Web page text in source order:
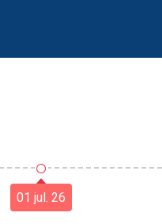
○
01 jul. 26